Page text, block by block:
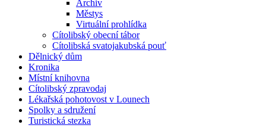
Archiv
Městys
Virtuální prohlídka
Cítolibský obecní tábor
Cítolibská svatojakubská pouť
Dělnický dům
Kronika
Místní knihovna
Cítolibský zpravodaj
Lékařská pohotovost v Lounech
Spolky a sdružení
Turistická stezka